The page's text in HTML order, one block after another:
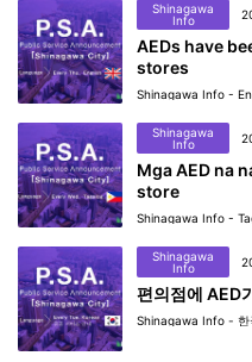
Shinagawa
Info
AEDs have
stores
Shinagawa Info -
Shinagawa
Info
Mga AED na
store
Shinagawa Info -
Shinagawa
Info
편의점에 AED
Shinagawa Info - 한